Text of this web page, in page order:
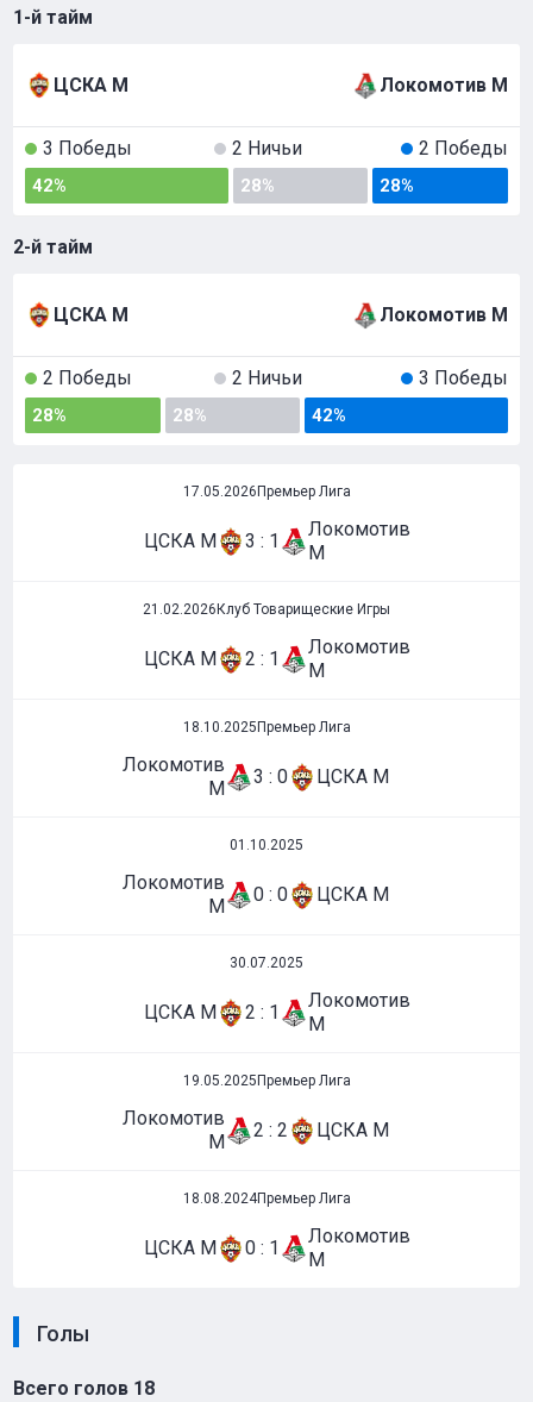
1-й тайм
ЦСКА М Локомотив М
3 Победы 2 Ничьи 2 Победы
42% 28% 28%
2-й тайм
ЦСКА М Локомотив М
2 Победы 2 Ничьи 3 Победы
28% 28% 42%
17.05.2026 Премьер Лига
ЦСКА М 3 : 1
Локомотив
М
21.02.2026 Клуб Товарищеские Игры
ЦСКА М 2 : 1
Локомотив
М
18.10.2025 Премьер Лига
Локомотив
М
3 : 0 ЦСКА М
01.10.2025
Локомотив
М
0 : 0 ЦСКА М
30.07.2025
ЦСКА М 2 : 1
Локомотив
М
19.05.2025 Премьер Лига
Локомотив
М
2 : 2 ЦСКА М
18.08.2024Премьер Лига
ЦСКА М 0 : 1
Локомотив
М
Голы
Всего голов 18